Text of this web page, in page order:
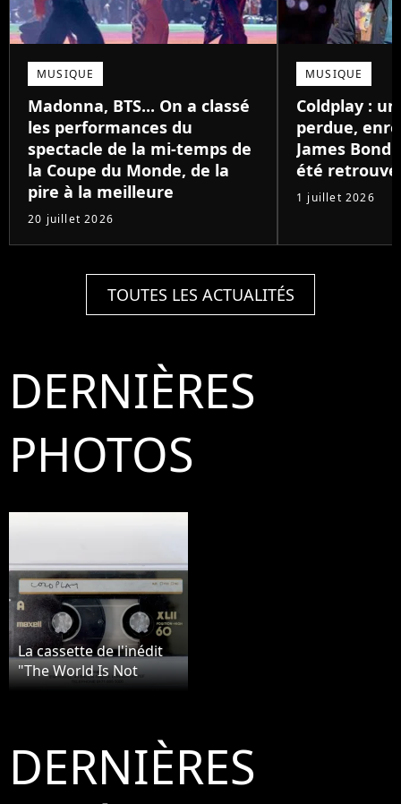
MUSIQUE
Madonna, BTS... On a classé
les performances du
spectacle de la mi-temps de
la Coupe du Monde, de la
pire à la meilleure
20 juillet 2026
MUSIQUE
Coldplay :
perdue,
James Bond
été
1 juillet 2026
TOUTES LES ACTUALITÉS
DERNIÈRES
PHOTOS
La cassette de l'inédit
"The World Is Not
Enough" enregistré par
DERNIÈRES